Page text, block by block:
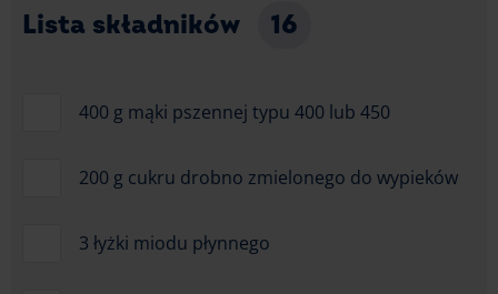
Lista składników 16
400 g mąki pszennej typu 400 lub 450
200 g cukru drobno zmielonego do wypieków
3 łyżki miodu płynnego